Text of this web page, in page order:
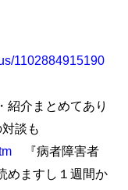
1102884915190
介まとめてあり
談も
『病者障害者
ますし１週間か